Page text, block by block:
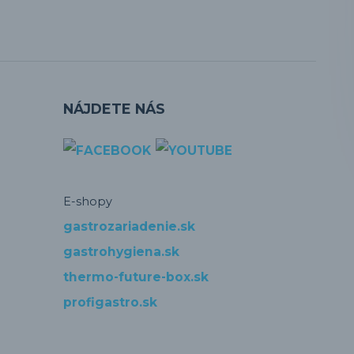
NÁJDETE NÁS
E-shopy
gastrozariadenie.sk
gastrohygiena.sk
thermo-future-box.sk
profigastro.sk